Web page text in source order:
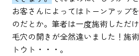
お客さんによってはトーンアップ
のだとか。筆者は一度施術しただ
毛穴の開きが全然違いました！施
トウト・・・。